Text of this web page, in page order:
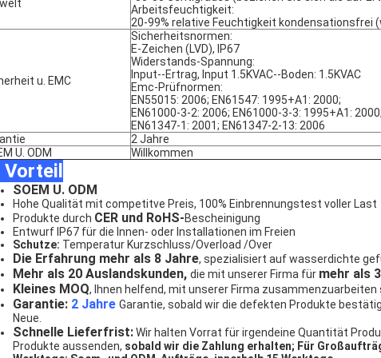
Arbeitsfeuchtigkeit:
20-99% relative Feuchtigkeit kondensationsfrei
u. EMC
Sicherheitsnormen:
E-Zeichen (LVD), IP67
Widerstands-Spannung:
Input--Ertrag, Input 1.5KVAC--Boden: 1.5KVAC
Emc-Prüfnormen:
EN55015: 2006; EN61547: 1995+A1: 2000;
EN61000-3-2: 2006; EN61000-3-3: 1995+A1: 2000;
EN61347-1: 2001; EN61347-2-13: 2006
2 Jahre
U. ODM
Willkommen
Vorteil
SOEM U. ODM
Hohe Qualität mit competitve Preis, 100% Einbrennungstest voller Last
Produkte durch CER und RoHS-Bescheinigung
Entwurf IP67 für die Innen- oder Installationen im Freien
Schutze: Temperatur Kurzschluss/Overload /Over
Die Erfahrung mehr als 8 Jahre, spezialisiert auf wasserdichte
Mehr als 20 Auslandskunden, die mit unserer Firma für mehr als
Kleines MOQ, Ihnen helfend, mit unserer Firma zusammenzuarbeiten
Garantie: 2 Jahre Garantie, sobald wir die defekten Produkte
Neue.
Schnelle Lieferfrist:Wir halten Vorrat für irgendeine Quantität
Produkte aussenden, sobald wir die Zahlung erhalten; Für